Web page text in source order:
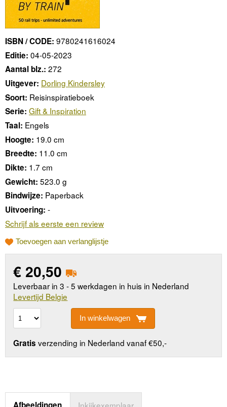
ISBN / CODE: 9780241616024
Editie: 04-05-2023
Aantal blz.: 272
Uitgever: Dorling Kindersley
Soort: Reisinspiratieboek
Serie: Gift & Inspiration
Taal: Engels
Hoogte: 19.0 cm
Breedte: 11.0 cm
Dikte: 1.7 cm
Gewicht: 523.0 g
Bindwijze: Paperback
Uitvoering: -
Schrijf als eerste een review
Toevoegen aan verlanglijstje
€ 20,50
Leverbaar in 3 - 5 werkdagen in huis in Nederland
Levertijd Belgie
In winkelwagen
Gratis verzending in Nederland vanaf €50,-